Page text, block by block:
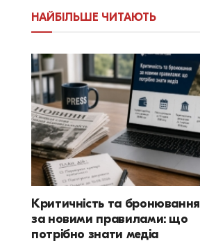
НАЙБІЛЬШЕ ЧИТАЮТЬ
Критичність та бронювання
за новими правилами: що
потрібно знати медіа